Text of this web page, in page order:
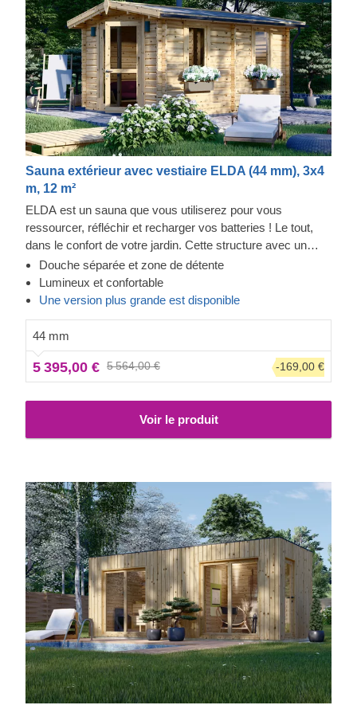
Sauna extérieur avec vestiaire ELDA (44 mm), 3x4
m, 12 m²
ELDA est un sauna que vous utiliserez pour vous
ressourcer, réfléchir et recharger vos batteries ! Le tout,
dans le confort de votre jardin. Cette structure avec un
beau toit à double pente est confortable et accueillante, et
possède trois rangées de bancs parmi lesquels vous
pouvez choisir. N'oubliez pas les espaces pour la douche
c'est un modèle polyvalent conçu pour passer votre temps
libre comme bon vous semble !
Douche séparée et zone de détente
Lumineux et confortable
Une version plus grande est disponible
44 mm
5 395,00 € 5 564,00 € -169,00 €
Voir le produit